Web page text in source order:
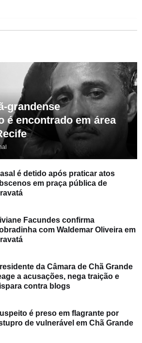
grandense
é encontrado em área
é detido após praticar atos
em praça pública de
Facundes confirma
com Waldemar Oliveira em
da Câmara de Chã Grande
a acusações, nega traição e
contra blogs
é preso em flagrante por
de vulnerável em Chã Grande